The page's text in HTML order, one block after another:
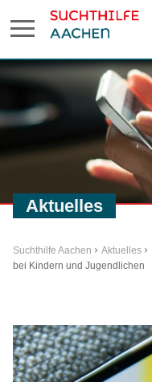
Aktuelles
Suchthilfe Aachen Aktuelles
bei Kindern und Jugendlichen